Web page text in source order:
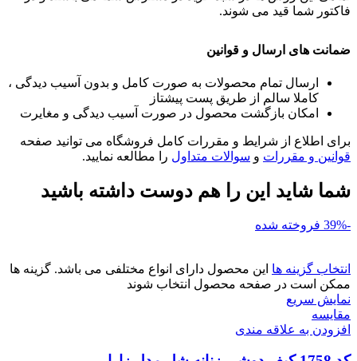
فاکتور شما قید می شوند.
ضمانت های ارسال و قوانین
ارسال تمام محصولات به صورت کامل و بدون آسیب دیدگی ،
کاملا سالم از طریق پست پیشتاز
امکان بازگشت محصول در صورت آسیب دیدگی و مغایرت
برای اطلاع از شرایط و مقررات کامل فروشگاه می توانید صفحه
قوانین و مقررات و سوالات متداول را مطالعه نمایید.
شما شاید این را هم دوست داشته باشید
-39% فروخته شده
انتخاب گزینه ها این محصول دارای انواع مختلفی می باشد. گزینه ها
ممکن است در صفحه محصول انتخاب شوند
نمایش سریع
مقايسه
افزودن به علاقه مندی